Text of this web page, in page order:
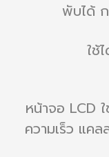
พับได้
ใช้
หน้าจอ LCD
ความเร็ว แค